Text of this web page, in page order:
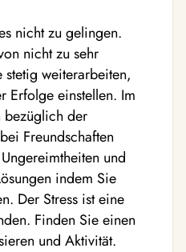
nicht zu gelingen.
nicht zu sehr
weiterarbeiten,
Erfolge einstellen. Im
bezüglich der
Freundschaften
und
indem Sie
Der Stress ist eine
Finden Sie einen
und Aktivität.